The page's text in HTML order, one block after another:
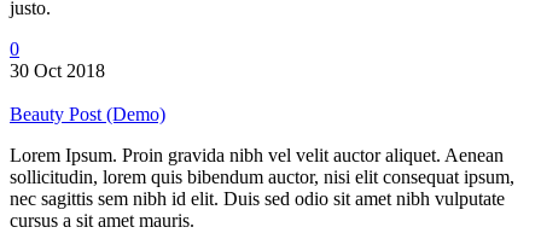
justo.
0
30 Oct 2018
Beauty Post (Demo)
Lorem Ipsum. Proin gravida nibh vel velit auctor aliquet. Aenean
sollicitudin, lorem quis bibendum auctor, nisi elit consequat ipsum,
nec sagittis sem nibh id elit. Duis sed odio sit amet nibh vulputate
cursus a sit amet mauris.